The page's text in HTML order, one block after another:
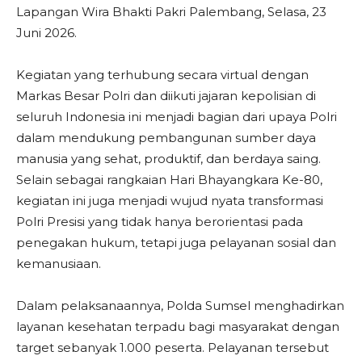
Lapangan Wira Bhakti Pakri Palembang, Selasa, 23
Juni 2026.
Kegiatan yang terhubung secara virtual dengan
Markas Besar Polri dan diikuti jajaran kepolisian di
seluruh Indonesia ini menjadi bagian dari upaya Polri
dalam mendukung pembangunan sumber daya
manusia yang sehat, produktif, dan berdaya saing.
Selain sebagai rangkaian Hari Bhayangkara Ke-80,
kegiatan ini juga menjadi wujud nyata transformasi
Polri Presisi yang tidak hanya berorientasi pada
penegakan hukum, tetapi juga pelayanan sosial dan
kemanusiaan.
Dalam pelaksanaannya, Polda Sumsel menghadirkan
layanan kesehatan terpadu bagi masyarakat dengan
target sebanyak 1.000 peserta. Pelayanan tersebut